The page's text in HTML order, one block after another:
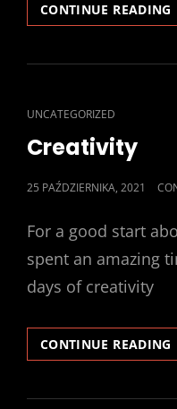
CONTINUE READING
CAT
LINKS
UNCATEGORIZED
Creativity
POSTED
25 PAŹDZIERNIKA, 2021
For a good start
spent an amazing
days of creativity
CONTINUE READING